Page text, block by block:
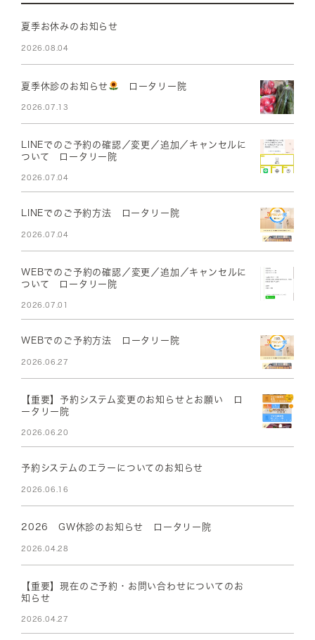
夏季お休みのお知らせ
2026.08.04
夏季休診のお知らせ ロータリー院
2026.07.13
LINEでのご予約の確認／変更／追加／キャンセルに
ついて ロータリー院
2026.07.04
LINEでのご予約方法 ロータリー院
2026.07.04
WEBでのご予約の確認／変更／追加／キャンセルに
ついて ロータリー院
2026.07.01
WEBでのご予約方法 ロータリー院
2026.06.27
【重要】予約システム変更のお知らせとお願い ロ
ータリー院
2026.06.20
予約システムのエラーについてのお知らせ
2026.06.16
2026 GW休診のお知らせ ロータリー院
2026.04.28
【重要】現在のご予約・お問い合わせについてのお
知らせ
2026.04.27